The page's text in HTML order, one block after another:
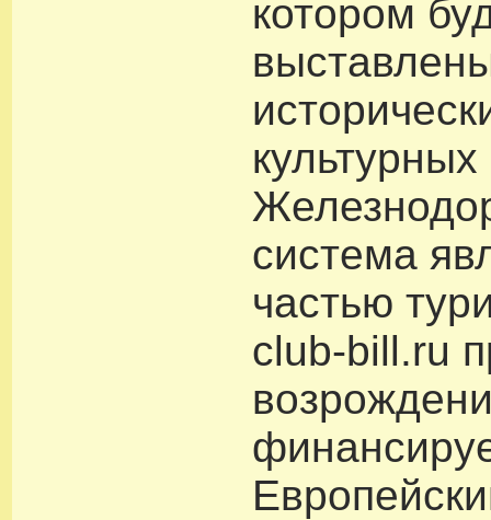
котором
культурных
система
частью
club-bill.ru